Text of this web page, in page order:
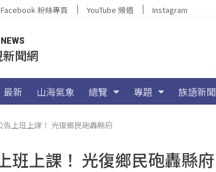
Facebook 粉絲專頁 YouTube 頻道 Instagram
聞網
最新 山海氣象 總覽 專題 族語新聞
告上班上課！ 光復鄉民砲轟縣府
班上課！ 光復鄉民砲轟縣府